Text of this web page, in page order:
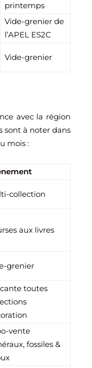
printemps
Vide-grenier de
l’APEL ES2C
Vide-grenier
avec la région
sont à noter dans
mois :
collection
aux livres
grenier
toutes
vente
fossiles &